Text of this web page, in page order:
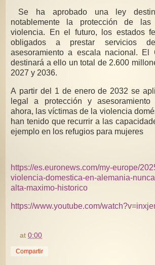
Se ha aprobado una ley
notablemente la protección de
violencia. En el futuro, los estados
obligados a prestar servicios
asesoramiento a escala nacional. El
destinará a ello un total de 2.600
2027 y 2036.
A partir del 1 de enero de 2032 se
legal a protección y asesoramiento
ahora, las víctimas de la violencia
han tenido que recurrir a las
ejemplo en los refugios para mujeres
https://es.euronews.com/my-europe/
violencia-domestica-en-alemania-
alta-maximo-historico
https://www.youtube.com/
at0:00
Compartir